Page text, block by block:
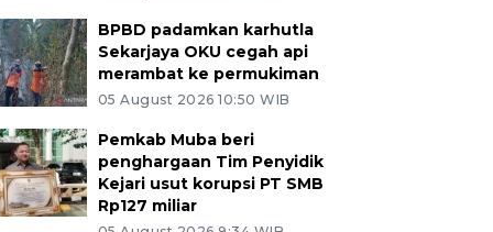
BPBD padamkan karhutla
Sekarjaya OKU cegah api
merambat ke permukiman
05 August 2026 10:50 WIB
Pemkab Muba beri
penghargaan Tim Penyidik
Kejari usut korupsi PT SMB
Rp127 miliar